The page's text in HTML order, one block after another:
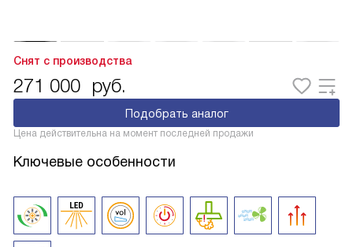
Снят с производства
271 000 руб.
Подобрать аналог
Цена действительна на момент последней продажи
Ключевые особенности